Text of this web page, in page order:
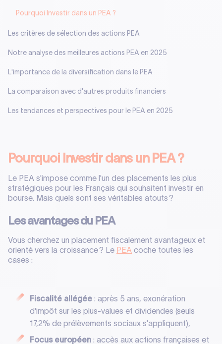
Pourquoi Investir dans un PEA ?
Les critères de sélection des actions PEA
Notre analyse des meilleures actions PEA en 2025
L'importance de la diversification dans le PEA
La comparaison avec d'autres produits financiers
Les tendances et perspectives pour le PEA en 2025
Pourquoi Investir dans un PEA ?
Le PEA s'impose comme l'un des placements les plus
stratégiques pour les Français qui souhaitent investir en
bourse. Mais quels sont ses véritables atouts ?
Les avantages du PEA
Vous cherchez un placement fiscalement avantageux et
orienté vers la croissance ? Le PEA coche toutes les
cases :
Fiscalité allégée : après 5 ans, exonération
d'impôt sur les plus-values et dividendes (seuls
17,2% de prélèvements sociaux s'appliquent),
Focus européen : accès aux actions françaises et